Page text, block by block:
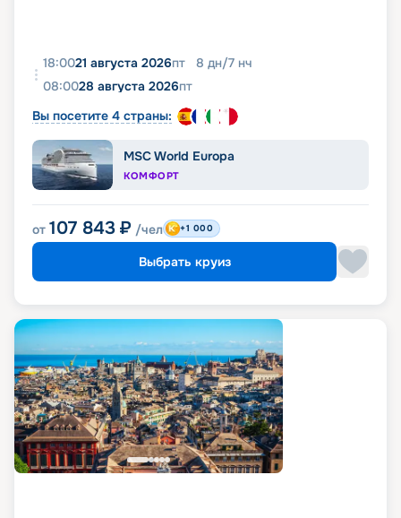
18:0021 августа 2026пт 8 дн/7 нч
08:0028 августа 2026пт
Вы посетите 4 страны:
MSC World Europa
КОМФОРТ
от 107 843 ₽ /чел +1 000
Выбрать круиз